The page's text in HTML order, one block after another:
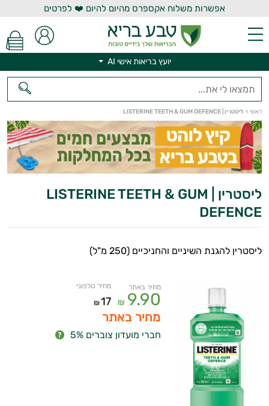
אפשרות משלוח אקספרס מהיום להיום ❤️ לפרטים
יועץ בריאות אישי AI
ראשי > ליסטרין | LISTERINE TEETH & GUM DEFENCE
ליסטרין | LISTERINE TEETH & GUM
DEFENCE
ליסטרין להגנת השיניים והחניכיים (250 מ"ל)
מחיר באתר
9.90
₪
מחיר טלפוני
17
₪
מחיר באתר
חברי מועדון צוברים 5%
יועץ בריאות אישי AI